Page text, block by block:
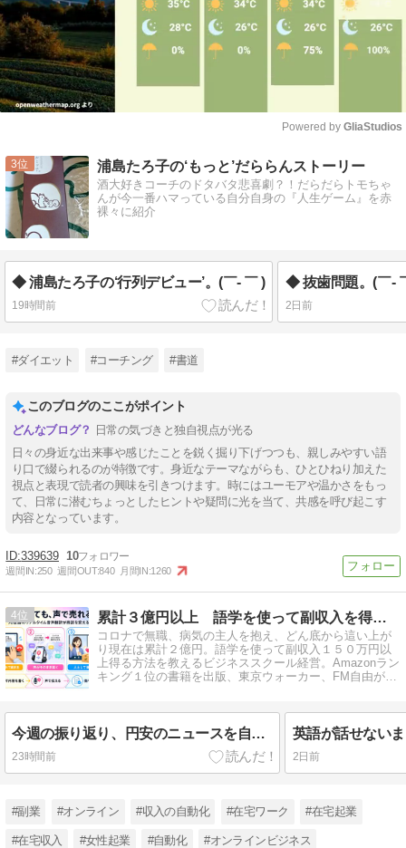
Mute
Powered by GliaStudios
3 浦島たろ子の‘もっと’だららんストーリー
酒大好きコーチのドタバタ悲喜劇？！だらだらトモちゃ
んが今一番ハマっている自分自身の『人生ゲーム』を赤
裸々に紹介
◆ 浦島たろ子の‘行列デビュー’。(￣- ￣ )
19時間前
◆ 抜歯問題。(￣-
2日前
#ダイエット #コーチング #書道
このブログのここがポイント
日常の気づきと独自視点が光る
日々の身近な出来事や感じたことを鋭く掘り下げつつも、親しみやすい語
り口で綴られるのが特徴です。身近なテーマながらも、ひとひねり加えた
視点と表現で読者の興味を引きつけます。時にはユーモアや温かさをもっ
て、日常に潜むちょっとしたヒントや疑問に光を当て、共感を呼び起こす
内容となっています。
339639 10
週間IN:250 週間OUT:840 月間IN:1260
4 累計３億円以上 語学を使って副収入を得る専門家 栗原久美子
コロナで無職、病気の主人を抱え、どん底から這い上が
り現在は累計２億円。語学を使って副収入１５０万円以
上得る方法を教えるビジネススクール経営。Amazonラン
キング１位の書籍を出版、東京ウォーカー、FM自由が
今週の振り返り、円安のニュースを自分の側に引き寄せる6本
23時間前 2日前
#副業 #オンライン #収入の自動化 #在宅ワーク #在宅起業
#在宅収入 #女性起業 #自動化 #オンラインビジネス